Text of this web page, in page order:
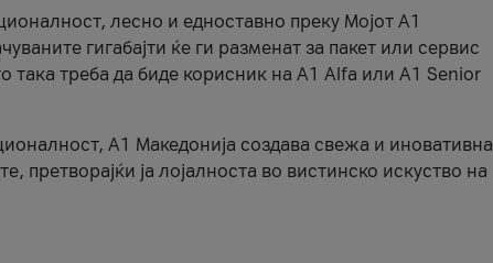
лесно и едноставно преку Мојот А1
гигабајти ќе ги разменат за пакет или сервис
така треба да биде корисник на А1 Alfa или A1 Senior
А1 Македонија создава свежа и иновативна
претворајќи ја лојалноста во вистинско искуство на